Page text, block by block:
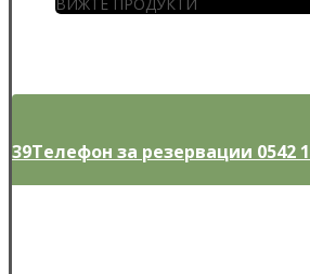
ВИЖТЕ ПРОДУКТИ
39Телефон за резервации 0542